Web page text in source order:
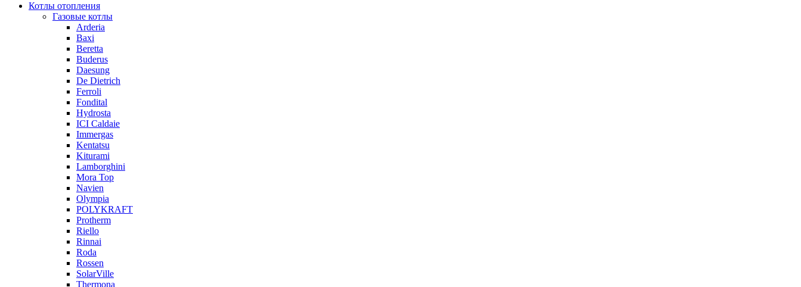
Котлы отопления
Газовые котлы
Arderia
Baxi
Beretta
Buderus
Daesung
De Dietrich
Ferroli
Fondital
Hydrosta
ICI Caldaie
Immergas
Kentatsu
Kiturami
Lamborghini
Mora Top
Navien
Olympia
POLYKRAFT
Protherm
Riello
Rinnai
Roda
Rossen
SolarVille
Thermona